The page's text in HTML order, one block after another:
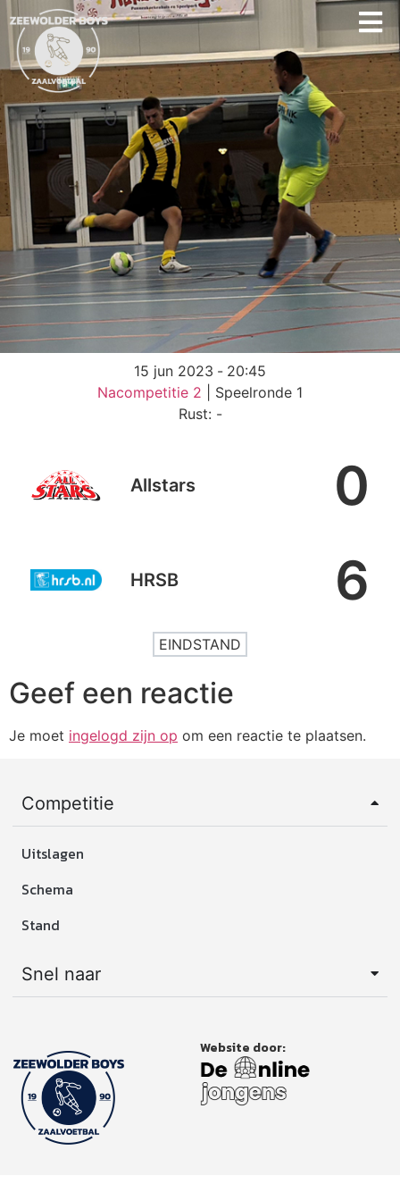
15 jun 2023 - 20:45
Nacompetitie 2
| Speelronde 1
Rust: -
Allstars 0
HRSB 6
EINDSTAND
Geef een reactie
Je moet ingelogd zijn op om een reactie te plaatsen.
Competitie
Uitslagen
Schema
Stand
Snel naar
Website door: